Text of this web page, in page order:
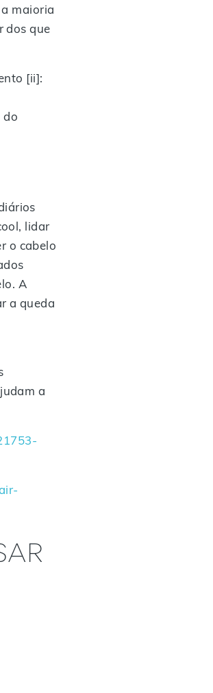
maioria
dos que
[ii]:
do
lidar
o cabelo
A
a queda
a